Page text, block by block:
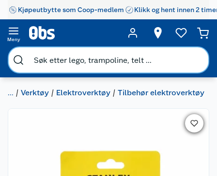
Kjøpeutbytte som Coop-medlem Klikk og hent innen 2
Meny
... Verktøy Elektroverktøy Tilbehør elektroverktøy